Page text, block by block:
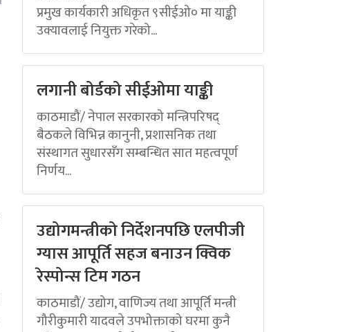
प्रमुख कार्यकारी अधिकृत ९सीईओ० मा याङ्की
उक्यावलाई नियुक्त गरेको...
लगानी बोर्डको सीईओमा याङ्की
काठमाडौं/ नेपाल सरकारको मन्त्रिपरिषद्
बैठकले विभिन्न कानुनी, प्रशासनिक तथा
संस्थागत सुधारसँग सम्बन्धित सात महत्वपूर्ण
निर्णय...
उद्योगमन्त्रीको निर्देशनपछि एलपीजी
ग्यास आपूर्ति सहज बनाउन क्विक
रेस्पोन्स टिम गठन
काठमाडौं/ उद्योग, वाणिज्य तथा आपूर्ति मन्त्री
गौरीकुमारी यादवले उपभोक्ताको घरमा कुनै